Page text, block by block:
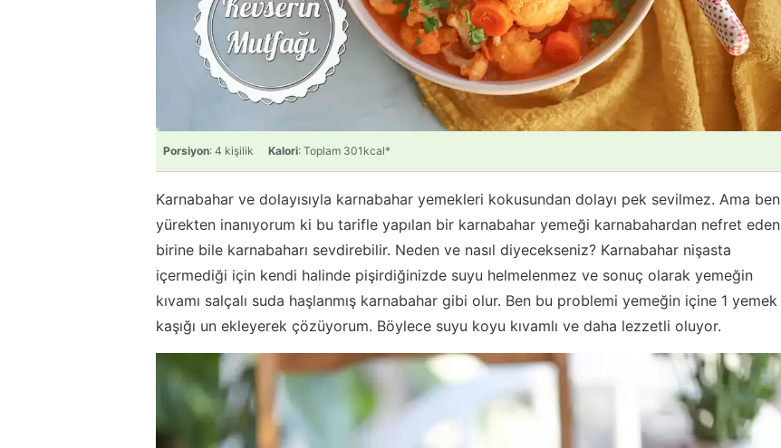
Porsiyon: 4 kişilik Kalori: Toplam 301kcal*
Karnabahar ve dolayısıyla karnabahar yemekleri kokusundan dolayı pek sevilmez. Ama ben
yürekten inanıyorum ki bu tarifle yapılan bir karnabahar yemeği karnabahardan nefret eden
birine bile karnabaharı sevdirebilir. Neden ve nasıl diyecekseniz? Karnabahar nişasta
içermediği için kendi halinde pişirdiğinizde suyu helmelenmez ve sonuç olarak yemeğin
kıvamı salçalı suda haşlanmış karnabahar gibi olur. Ben bu problemi yemeğin içine 1 yemek
kaşığı un ekleyerek çözüyorum. Böylece suyu koyu kıvamlı ve daha lezzetli oluyor.